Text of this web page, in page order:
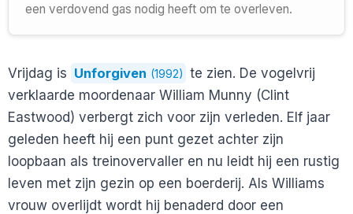
een verdovend gas nodig heeft om te overleven.
Vrijdag is Unforgiven (1992)
te zien. De vogelvrij
verklaarde moordenaar William Munny (Clint
Eastwood) verbergt zich voor zijn verleden. Elf jaar
geleden heeft hij een punt gezet achter zijn
loopbaan als treinovervaller en nu leidt hij een rustig
leven met zijn gezin op een boerderij. Als Williams
vrouw overlijdt wordt hij benaderd door een